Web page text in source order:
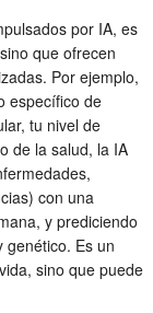
por IA, es
que ofrecen
Por ejemplo,
específico de
tu nivel de
de la salud, la IA
con una
y prediciendo
genético. Es un
sino que puede